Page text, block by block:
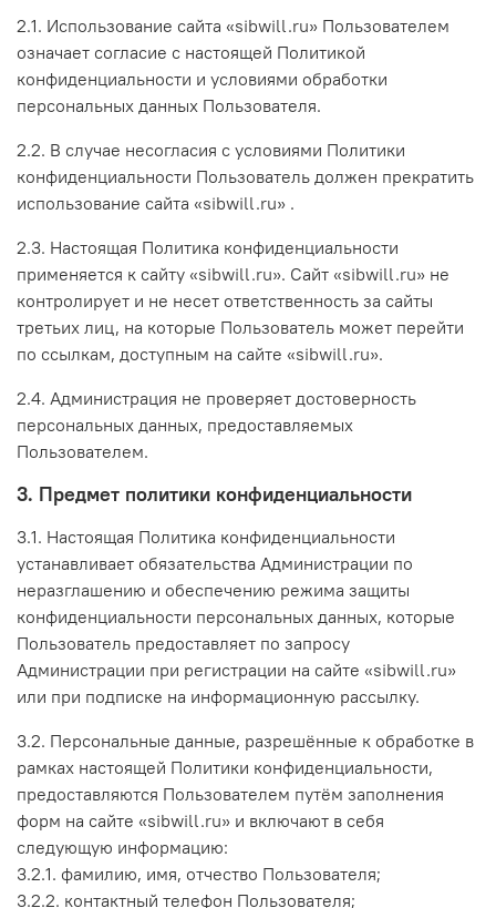
2.1. Использование сайта «sibwill.ru» Пользователем
означает согласие с настоящей Политикой
конфиденциальности и условиями обработки
персональных данных Пользователя.
2.2. В случае несогласия с условиями Политики
конфиденциальности Пользователь должен прекратить
использование сайта «sibwill.ru» .
2.3. Настоящая Политика конфиденциальности
применяется к сайту «sibwill.ru». Сайт «sibwill.ru» не
контролирует и не несет ответственность за сайты
третьих лиц, на которые Пользователь может перейти
по ссылкам, доступным на сайте «sibwill.ru».
2.4. Администрация не проверяет достоверность
персональных данных, предоставляемых
Пользователем.
3. Предмет политики конфиденциальности
3.1. Настоящая Политика конфиденциальности
устанавливает обязательства Администрации по
неразглашению и обеспечению режима защиты
конфиденциальности персональных данных, которые
Пользователь предоставляет по запросу
Администрации при регистрации на сайте «sibwill.ru»
или при подписке на информационную рассылку.
3.2. Персональные данные, разрешённые к обработке в
рамках настоящей Политики конфиденциальности,
предоставляются Пользователем путём заполнения
форм на сайте «sibwill.ru» и включают в себя
следующую информацию:
3.2.1. фамилию, имя, отчество Пользователя;
3.2.2. контактный телефон Пользователя;